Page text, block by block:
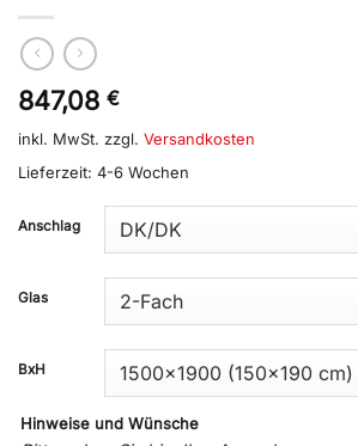
847,08 €
inkl. MwSt. zzgl. Versandkosten
Lieferzeit: 4-6 Wochen
Anschlag
Glas
BxH
Hinweise und Wünsche